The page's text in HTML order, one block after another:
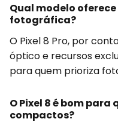
Qual modelo
fotográfica?
O Pixel 8 Pro, por
óptico e recursos
para quem prioriza
O Pixel 8 é bom
compactos?